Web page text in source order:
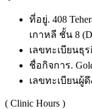
ที่อยู่. 408
เกาหลี ชั้น 8
เลขทะเบียนธุร
ชื่อกิจการ.
เลขทะเบียนผู้ดึ
( Clinic Hours )